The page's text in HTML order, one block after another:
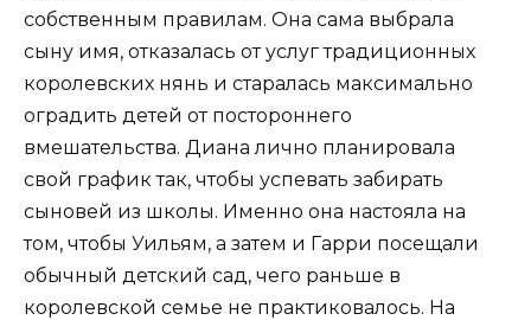
собственным правилам. Она сама выбрала
сыну имя, отказалась от услуг традиционных
королевских нянь и старалась максимально
оградить детей от постороннего
вмешательства. Диана лично планировала
свой график так, чтобы успевать забирать
сыновей из школы. Именно она настояла на
том, чтобы Уильям, а затем и Гарри посещали
обычный детский сад, чего раньше в
королевской семье не практиковалось. На